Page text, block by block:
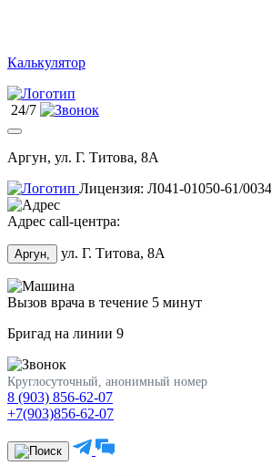
Калькулятор
24/7
Аргун, ул. Г. Титова, 8А
Лицензия: Л041-01050-61/
Адрес call-центра:
Аргун, ул. Г. Титова, 8А
Вызов врача в течение 5 минут
Бригад на линии 9
Круглосуточный, анонимный номер
8 (903) 856-62-07
+7(903)856-62-07